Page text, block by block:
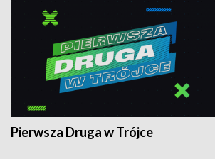
Pierwsza Druga w Trójce